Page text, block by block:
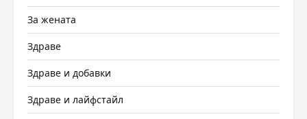
За жената
Здраве
Здраве и добавки
Здраве и лайфстайл